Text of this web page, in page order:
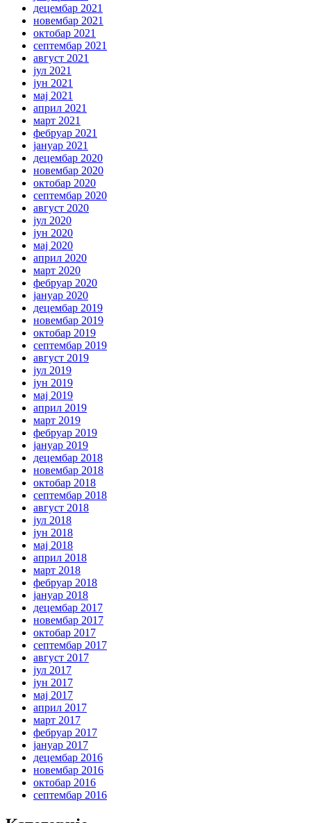
децембар 2021
новембар 2021
октобар 2021
септембар 2021
август 2021
јул 2021
јун 2021
мај 2021
април 2021
март 2021
фебруар 2021
јануар 2021
децембар 2020
новембар 2020
октобар 2020
септембар 2020
август 2020
јул 2020
јун 2020
мај 2020
април 2020
март 2020
фебруар 2020
јануар 2020
децембар 2019
новембар 2019
октобар 2019
септембар 2019
август 2019
јул 2019
јун 2019
мај 2019
април 2019
март 2019
фебруар 2019
јануар 2019
децембар 2018
новембар 2018
октобар 2018
септембар 2018
август 2018
јул 2018
јун 2018
мај 2018
април 2018
март 2018
фебруар 2018
јануар 2018
децембар 2017
новембар 2017
октобар 2017
септембар 2017
август 2017
јул 2017
јун 2017
мај 2017
април 2017
март 2017
фебруар 2017
јануар 2017
децембар 2016
новембар 2016
октобар 2016
септембар 2016